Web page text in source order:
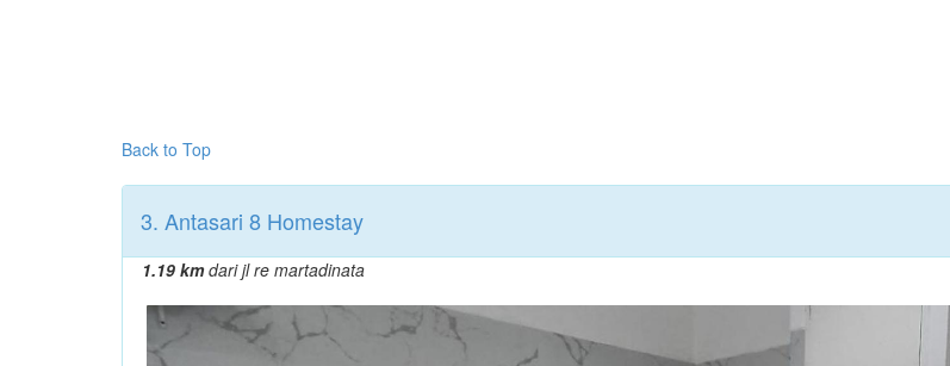
Back to Top
3. Antasari 8 Homestay
1.19 kmdari jl re martadinata